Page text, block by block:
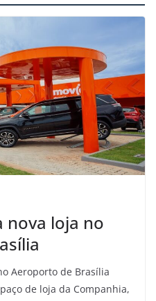
nova loja no
Aeroporto de Brasília
de loja da Companhia,